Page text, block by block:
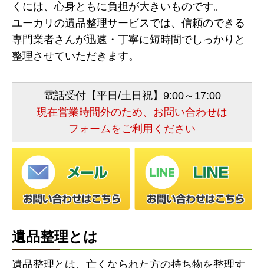
くには、心身ともに負担が大きいものです。
ユーカリの遺品整理サービスでは、信頼のできる
専門業者さんが迅速・丁寧に短時間でしっかりと
整理させていただきます。
電話受付【平日/土日祝】9:00～17:00
現在営業時間外のため、お問い合わせは
フォームをご利用ください
遺品整理とは
遺品整理とは、亡くなられた方の持ち物を整理す